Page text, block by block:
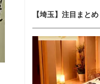
【埼玉】注目まとめ